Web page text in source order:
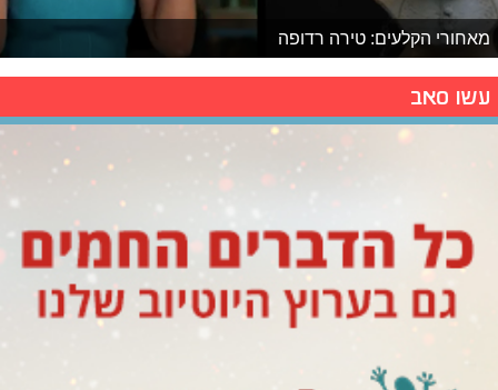
מאחורי הקלעים: טירה רדופה
עשו סאב